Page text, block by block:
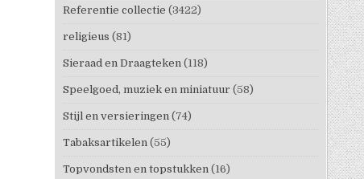
Referentie collectie (3422)
religieus (81)
Sieraad en Draagteken (118)
Speelgoed, muziek en miniatuur (58)
Stijl en versieringen (74)
Tabaksartikelen (55)
Topvondsten en topstukken (16)